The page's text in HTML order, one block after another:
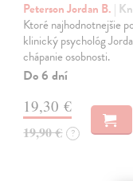
Peterson Jordan B. |
Ktoré najhodnotnejšie
klinický psychológ
chápanie osobnosti.
Do 6 dní
19,30 €
19,90 € ?